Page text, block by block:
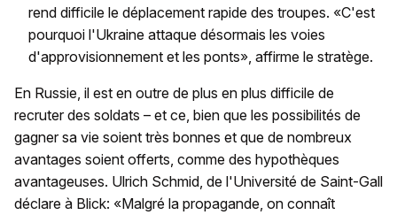
rend difficile le déplacement rapide des troupes. «C'est
pourquoi l'Ukraine attaque désormais les voies
d'approvisionnement et les ponts», affirme le stratège.
En Russie, il est en outre de plus en plus difficile de
recruter des soldats – et ce, bien que les possibilités de
gagner sa vie soient très bonnes et que de nombreux
avantages soient offerts, comme des hypothèques
avantageuses. Ulrich Schmid, de l'Université de Saint-Gall
déclare à Blick: «Malgré la propagande, on connaît